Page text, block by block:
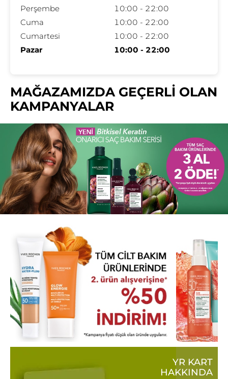
Perşembe
10:00 - 22:00
Cuma
10:00 - 22:00
Cumartesi
10:00 - 22:00
Pazar
10:00 - 22:00
MAĞAZAMIZDA GEÇERLİ OLAN
KAMPANYALAR
YR KART
HAKKINDA